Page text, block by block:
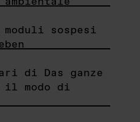
sospesi
di Das ganze
il modo di